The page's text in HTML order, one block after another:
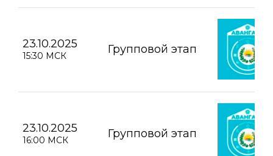
23.10.2025
15:30 МСК Групповой этап
23.10.2025
16:00 МСК Групповой этап